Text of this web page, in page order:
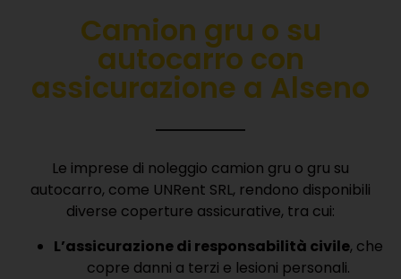
Camion gru o su
autocarro con
assicurazione a Alseno
Le imprese di noleggio camion gru o gru su
autocarro, come UNRent SRL, rendono disponibili
diverse coperture assicurative, tra cui:
L’assicurazione di responsabilità civile, che
copre danni a terzi e lesioni personali.